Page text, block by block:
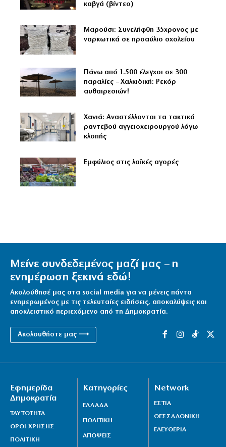
καβγά (βίντεο)
Μαρούσι: Συνελήφθη 35χρονος με
ναρκωτικά σε προαύλιο σχολείου
Πάνω από 1.500 έλεγχοι σε 300
παραλίες – Χαλκιδική: Ρεκόρ
αυθαιρεσιών!
Χανιά: Αναστέλλονται τα τακτικά
ραντεβού αγγειοχειρουργού λόγω
κλοπής
Εμφύλιος στις λαϊκές αγορές
Μείνε συνδεδεμένος μαζί μας – η
ενημέρωση ξεκινά εδώ!
Ακολούθησέ μας στα social media για να μένεις πάντα
ενημερωμένος με τις τελευταίες ειδήσεις, αποκαλύψεις και
αποκλειστικό περιεχόμενο από τη Δημοκρατία.
Ακολουθήστε μας ⟶
Εφημερίδα
Δημοκρατία
ΤΑΥΤΟΤΗΤΑ
ΟΡΟΙ ΧΡΗΣΗΣ
ΠΟΛΙΤΙΚΗ
Κατηγορίες
ΕΛΛΑΔΑ
ΠΟΛΙΤΙΚΗ
ΑΠΟΨΕΙΣ
Network
ΕΣΤΙΑ
ΘΕΣΣΑΛΟΝΙΚΗ
ΕΛΕΥΘΕΡΙΑ